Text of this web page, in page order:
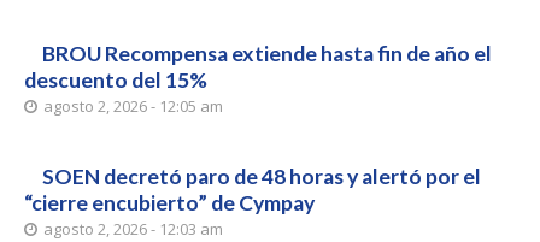
BROU Recompensa extiende hasta fin de año el
descuento del 15%
agosto 2, 2026 - 12:05 am
SOEN decretó paro de 48 horas y alertó por el
“cierre encubierto” de Cympay
agosto 2, 2026 - 12:03 am